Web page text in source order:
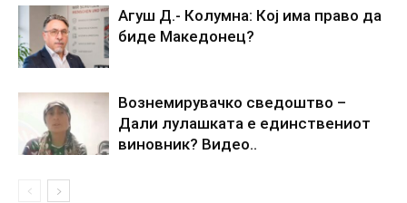
Агуш Д.- Колумна: Кој има право да
биде Македонец?
Вознемирувачко сведоштво –
Дали лулашката е единствениот
виновник? Видео..